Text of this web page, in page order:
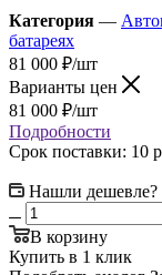
Категория —
батареях
81 000 ₽/шт
Варианты цен
81 000 ₽/шт
Подробности
Срок поставки: 10
Нашли дешевле?
В корзину
Купить в 1 клик